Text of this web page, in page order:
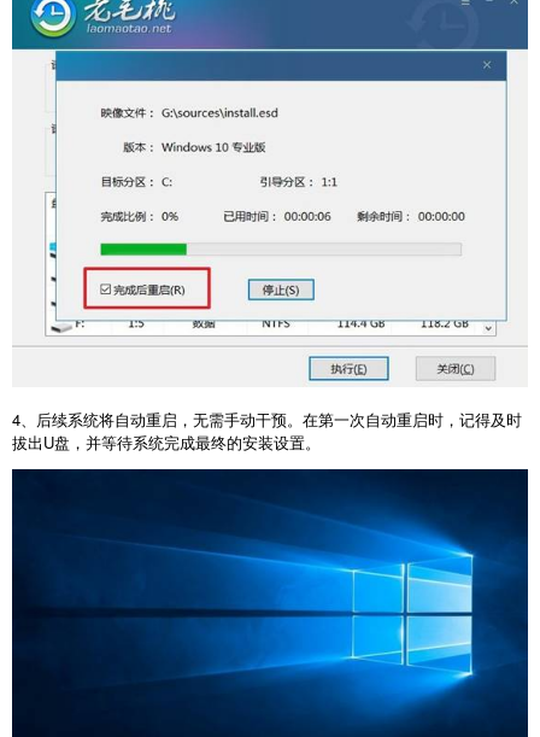
4、后续系统将自动重启，无需手动干预。在第一次自动重启时，记得及时
拔出U盘，并等待系统完成最终的安装设置。